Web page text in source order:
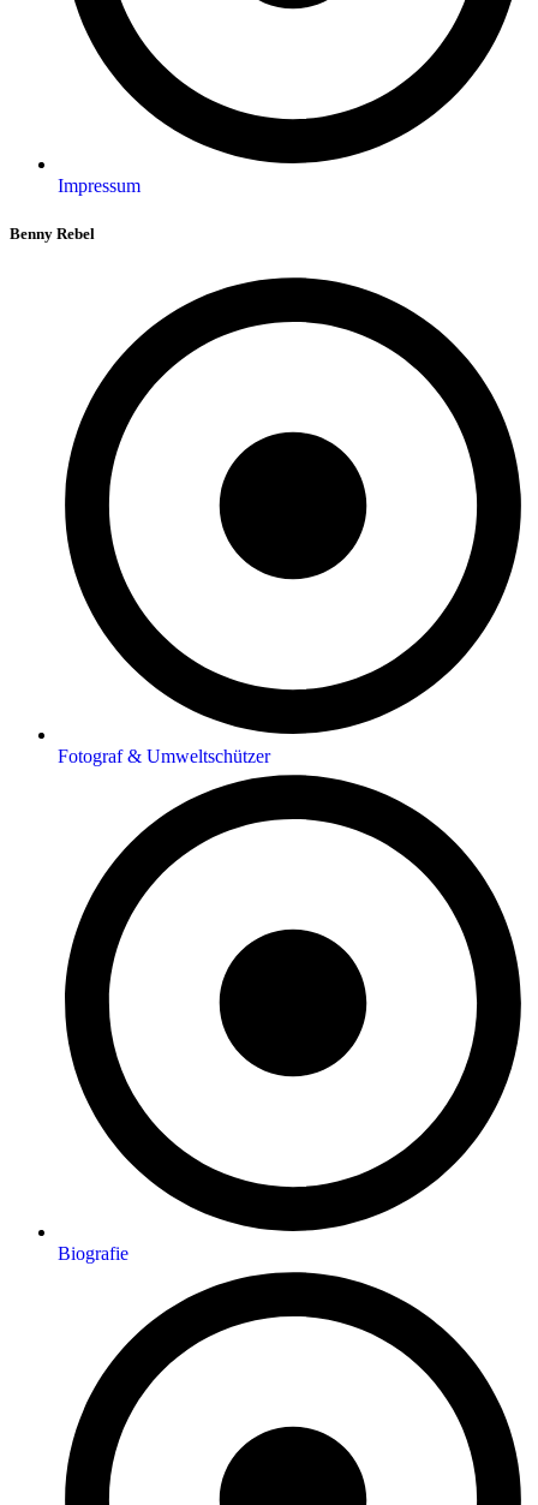
Impressum
Benny Rebel
Fotograf & Umweltschützer
Biografie